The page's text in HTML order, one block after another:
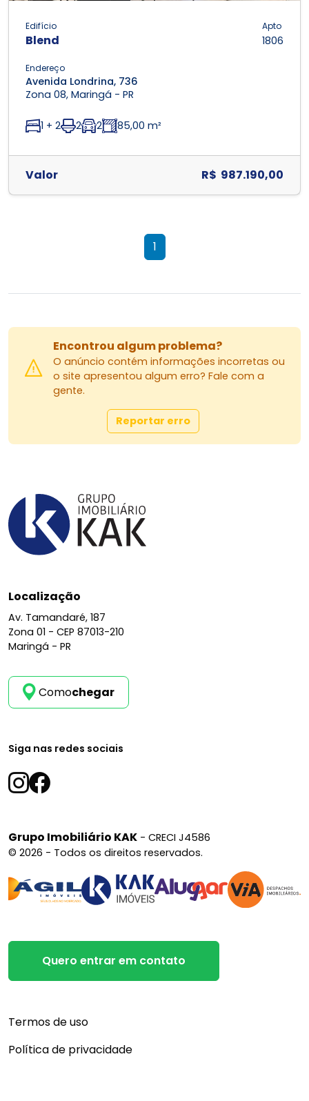
Edifício
Blend
Apto
1806
Endereço
Avenida Londrina, 736
Zona 08, Maringá - PR
1 + 2 2 2 85,00 m²
Valor R$ 987.190,00
1
Encontrou algum problema?
O anúncio contém informações incorretas ou
o site apresentou algum erro? Fale com a
gente.
Reportar erro
Localização
Av. Tamandaré, 187
Zona 01 - CEP 87013-210
Maringá - PR
Comochegar
Siga nas redes sociais
Grupo Imobiliário KAK - CRECI J4586
© 2026 - Todos os direitos reservados.
Quero entrar em contato
Termos de uso
Política de privacidade